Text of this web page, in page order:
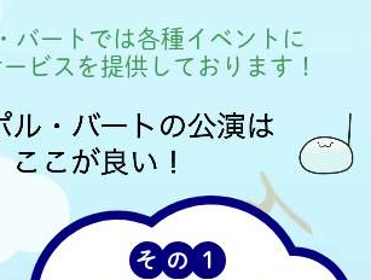
バートでは各種イベントに
ビスを提供しております！